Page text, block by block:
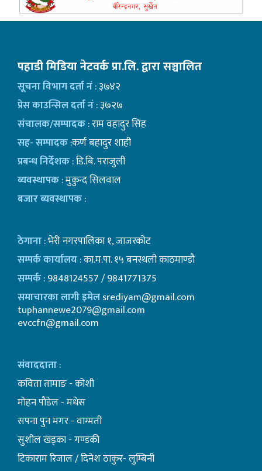
पहाडी मिडिया नेटवर्क प्रा.लि. द्वारा सञ्चालित
सूचना विभाग दर्ता नं: ३७४२
प्रेस काउन्सिल दर्ता नं: ३७२७
संचालक/सम्पादक: राम वहादुर सिंह
सह- सम्पादक:कर्ण बहादुर शाही
प्रबन्ध निर्देशक: डि.बि. पराजुली
ब्यवस्थापक: मुकुन्द सिलवाल
बजार ब्यवस्थापक:
ठेगाना: भेरी नगरपालिका १, जाजरकोट
सम्पर्क कार्यालय: का.म.पा. १५ बनस्थली काठमाण्डाै
सम्पर्क: 9848124557 / 9841771375
समाचारका लागी इमेलsrediyam@gmail.com
tuphannewe2079@gmail.com
evccfn@gmail.com
संवाददाता:
कविता तामाङ - कोशी
माेहन पाैडेल - मधेस
सपना पुन मगर - वाग्मती
सुशील खड्का - गण्डकी
टिकाराम रिजाल / दिनेश ठाकुर- लुम्बिनी